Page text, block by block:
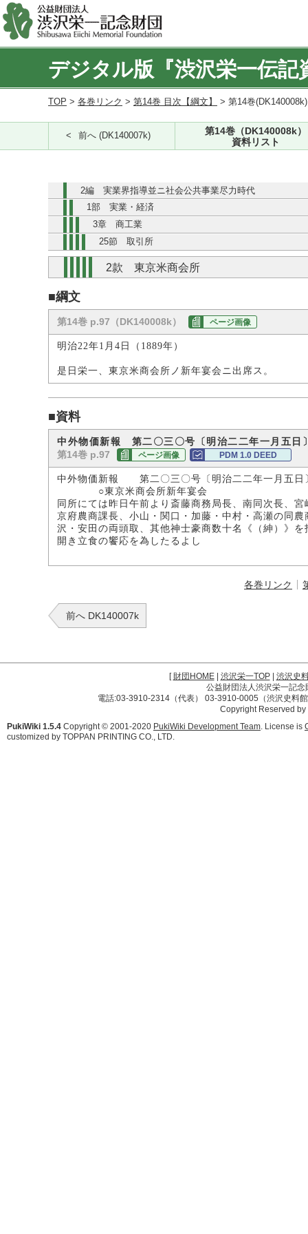
デジタル版『渋沢栄一伝記
TOP > 各巻リンク > 第14巻 目次【綱文】 > 第14巻
前へ (DK140007k)
第14巻（DK140008k）
資料リスト
2編 実業界指導並ニ社会公共事業尽力時代
1部 実業・経済
3章 商工業
25節 取引所
2款 東京米商会所
■綱文
第14巻 p.97（DK140008k） ページ画像
明治22年1月4日（1889年）
是日栄一、東京米商会所ノ新年宴会ニ出席ス。
■資料
中外物価新報 第二〇三〇号〔明治二二年一月五
第14巻 p.97 ページ画像 PDM 1.0 DEED
中外物価新報 第二〇三〇号〔明治二二年一月五日
○東京米商会所新年宴会
同所にては昨日午前より斎藤商務局長、南同次長、
京府農商課長、小山・関口・加藤・中村・高瀬の同
沢・安田の両頭取、其他神士豪商数十名《（紳）》
開き立食の饗応を為したるよし
各巻リンク
前へ DK140007k
[財団HOME| 渋沢栄一TOP| 渋沢史
公益財団法人渋沢栄一記
電話:03-3910-2314（代表） 03-3910-0005（渋沢史料
Copyright Reserved
PukiWiki 1.5.4 Copyright © 2001-2020 PukiWiki Development Team. License is
customized by TOPPAN PRINTING CO., LTD.